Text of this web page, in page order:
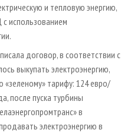
и тепловую энергию,
использованием
договор, в соответствии с
выкупать электроэнергию,
тарифу: 124 евро/
после пуска турбины
в
электроэнергию в